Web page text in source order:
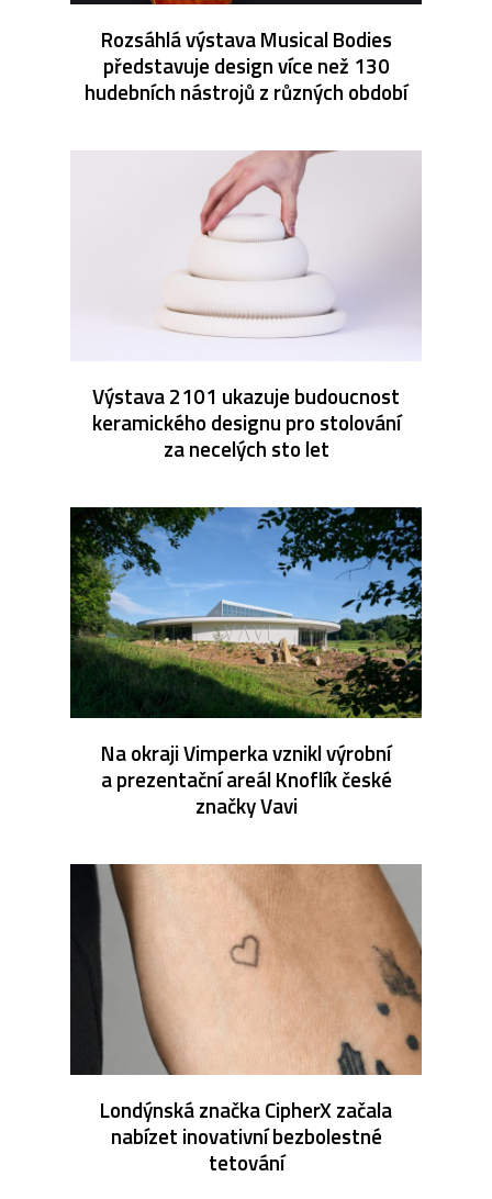
Rozsáhlá výstava Musical Bodies
představuje design více než 130
hudebních nástrojů z různých období
Výstava 2101 ukazuje budoucnost
keramického designu pro stolování
za necelých sto let
Na okraji Vimperka vznikl výrobní
a prezentační areál Knoflík české
značky Vavi
Londýnská značka CipherX začala
nabízet inovativní bezbolestné
tetování